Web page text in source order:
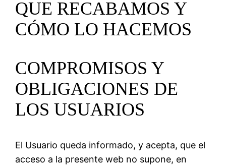
QUE RECABAMOS Y
CÓMO LO HACEMOS
COMPROMISOS Y
OBLIGACIONES DE
LOS USUARIOS
El Usuario queda informado, y acepta, que el
acceso a la presente web no supone, en